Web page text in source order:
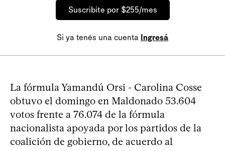
Suscribite por $255/mes
Si ya tenés una cuenta Ingresá
La fórmula Yamandú Orsi - Carolina Cosse
obtuvo el domingo en Maldonado 53.604
votos frente a 76.074 de la fórmula
nacionalista apoyada por los partidos de la
coalición de gobierno, de acuerdo al